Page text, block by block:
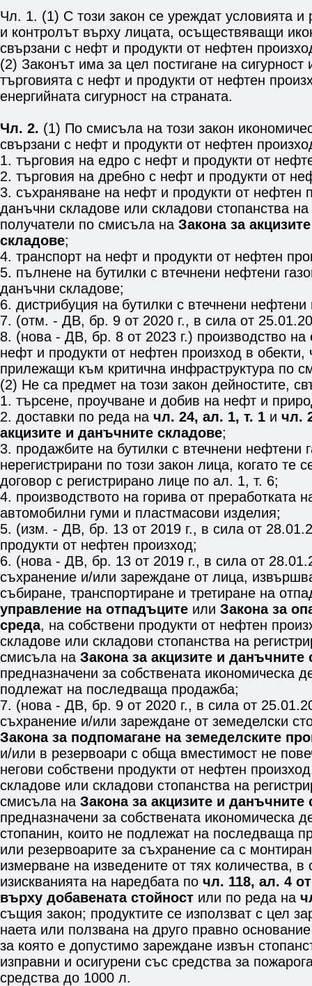
Чл. 1. (1) С този закон се уреждат условията и
и контролът върху лицата, осъществяващи
свързани с нефт и продукти от нефтен
(2) Законът има за цел постигане на
търговията с нефт и продукти от нефтен
енергийната сигурност на страната.
Чл. 2. (1) По смисъла на този закон
свързани с нефт и продукти от нефтен
1. търговия на едро с нефт и продукти от
2. търговия на дребно с нефт и продукти от
3. съхраняване на нефт и продукти от нефтен
данъчни складове или складови стопанства на
получатели по смисъла на Закона за
складове;
4. транспорт на нефт и продукти от нефтен
5. пълнене на бутилки с втечнени нефтени
данъчни складове;
6. дистрибуция на бутилки с втечнени нефтени
7. (отм. - ДВ, бр. 9 от 2020 г., в сила от
8. (нова - ДВ, бр. 8 от 2023 г.) производство на
нефт и продукти от нефтен произход в обекти,
прилежащи към критична инфраструктура по
(2) Не са предмет на този закон дейностите,
1. търсене, проучване и добив на нефт и
2. доставки по реда на чл. 24, ал. 1, т. 1 и чл.
акцизите и данъчните складове;
3. продажбите на бутилки с втечнени нефтени
нерегистрирани по този закон лица, когато те
договор с регистрирано лице по ал. 1, т. 6;
4. производството на горива от преработката
автомобилни гуми и пластмасови изделия;
5. (изм. - ДВ, бр. 13 от 2019 г., в сила от
продукти от нефтен произход;
6. (нова - ДВ, бр. 13 от 2019 г., в сила от
съхранение и/или зареждане от лица,
събиране, транспортиране и третиране на
управление на отпадъците или Закона за
среда, на собствени продукти от нефтен
складове или складови стопанства на
смисъла на Закона за акцизите и данъчните
предназначени за собствената икономическа
подлежат на последваща продажба;
7. (нова - ДВ, бр. 9 от 2020 г., в сила от
съхранение и/или зареждане от земеделски
Закона за подпомагане на земеделските
и/или в резервоари с обща вместимост не
негови собствени продукти от нефтен
складове или складови стопанства на
смисъла на Закона за акцизите и данъчните
предназначени за собствената икономическа
стопанин, които не подлежат на последваща
или резервоарите за съхранение са с
измерване на изведените от тях количества, в
изискванията на наредбата по чл. 118, ал. 4
върху добавената стойност или по реда на
същия закон; продуктите се използват с цел
наета или ползвана на друго правно
за която е допустимо зареждане извън
изправни и осигурени със средства за
средства до 1000 л.